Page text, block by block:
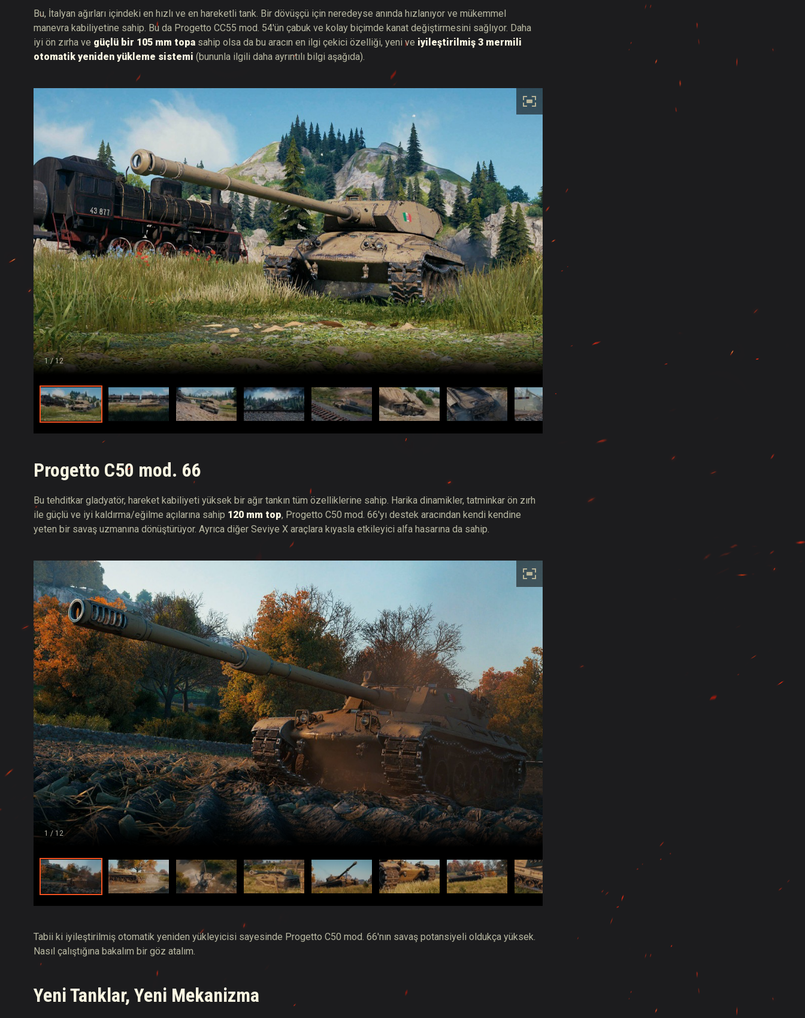
Bu, İtalyan ağırları içindeki en hızlı ve en hareketli tank. Bir dövüşçü için neredeyse anında hızlanıyor ve mükemmel
manevra kabiliyetine sahip. Bu da Progetto CC55 mod. 54'ün çabuk ve kolay biçimde kanat değiştirmesini sağlıyor. Daha
iyi ön zırha ve güçlü bir 105 mm topa sahip olsa da bu aracın en ilgi çekici özelliği, yeni ve iyileştirilmiş 3 mermili
otomatik yeniden yükleme sistemi (bununla ilgili daha ayrıntılı bilgi aşağıda).
1/ 12
Progetto C50 mod. 66
Bu tehditkar gladyatör, hareket kabiliyeti yüksek bir ağır tankın tüm özelliklerine sahip. Harika dinamikler, tatminkar ön zırh
ile güçlü ve iyi kaldırma/eğilme açılarına sahip 120 mm top, Progetto C50 mod. 66'yı destek aracından kendi kendine
yeten bir savaş uzmanına dönüştürüyor. Ayrıca diğer Seviye X araçlara kıyasla etkileyici alfa hasarına da sahip.
1 / 12
Tabii ki iyileştirilmiş otomatik yeniden yükleyicisi sayesinde Progetto C50 mod. 66'nın savaş potansiyeli oldukça yüksek.
Nasıl çalıştığına bakalım bir göz atalım.
Yeni Tanklar, Yeni Mekanizma